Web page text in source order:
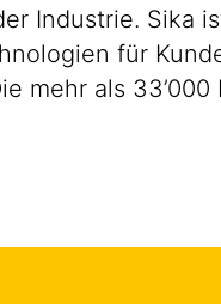
Industrie.
für
mehr als